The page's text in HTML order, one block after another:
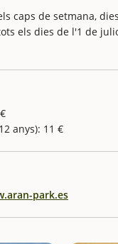
caps de setmana,
els dies de l'1 de
anys): 11 €
park.es